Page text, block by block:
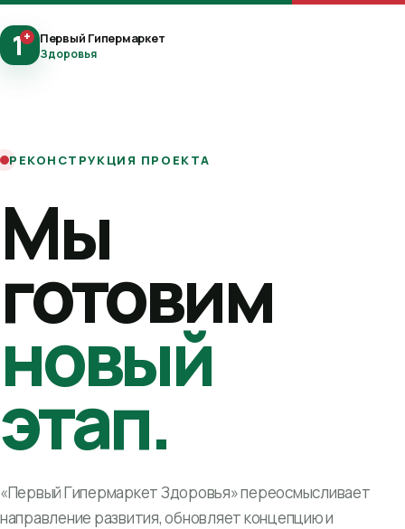
1+ Первый Гипермаркет
Здоровья
РЕКОНСТРУКЦИЯ ПРОЕКТА
Мы
готовим
новый
этап.
«Первый Гипермаркет Здоровья» переосмысливает
направление развития, обновляет концепцию и